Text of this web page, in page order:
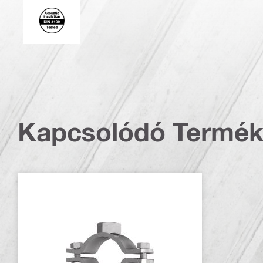
Acoustic_insulation_4109_EN.eps (51749)
Kapcsolódó